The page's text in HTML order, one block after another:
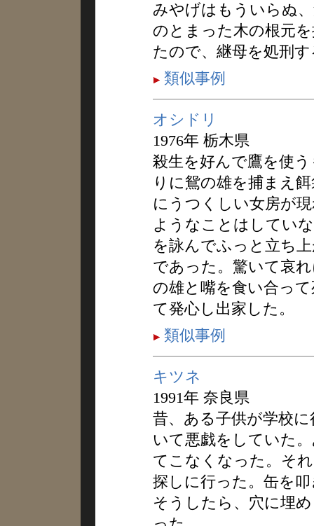
みやげはもういらぬ
のとまった木の根元
たので、継母を処刑
類似事例
オシドリ
1976年 栃木県
殺生を好んで鷹を使
りに鴛の雄を捕まえ
にうつくしい女房が
ようなことはしてい
を詠んでふっと立ち
であった。驚いて哀
の雄と嘴を食い合っ
て発心し出家した。
類似事例
キツネ
1991年 奈良県
昔、ある子供が学校
いて悪戯をしていた
てこなくなった。そ
探しに行った。缶を
そうしたら、穴に埋